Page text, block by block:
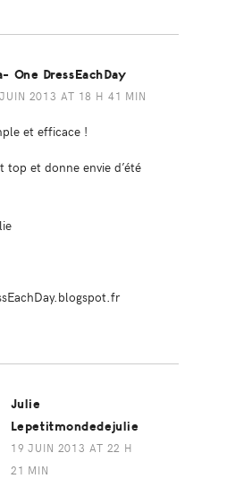
One DressEachDay
2013 AT 18 H 41 MIN
et efficace !
top et donne envie d’été
Julie
Lepetitmondedejulie
19 JUIN 2013 AT 22 H
21 MIN